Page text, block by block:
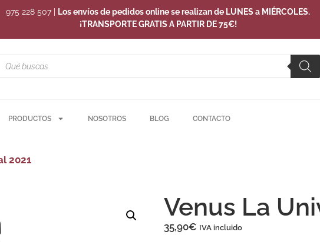
975 228 507
Los envíos de pedidos online se realizan de LUNES a MIÉRCOLES.
¡TRANSPORTE GRATIS A PARTIR DE 75€!
PRODUCTOS NOSOTROS BLOG CONTACTO
2021
Venus La
35,90€ IVA incluido